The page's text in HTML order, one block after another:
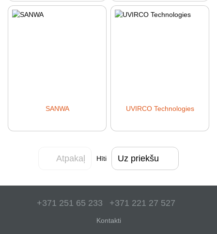
SANWA UVIRCO Technologies
Atpakaļ Hīti Uz priekšu
+371 251 65 233 +371 221 27 527
Kontakti